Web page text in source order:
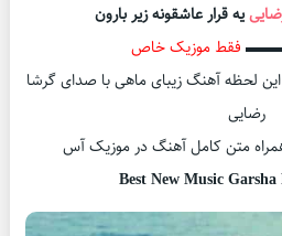
یه قرار عاشقونه زیر بارون
فقط موزیک خاص
این لحظه آهنگ زیبای ماهی با صدای گرشا
رضایی
Best New Music